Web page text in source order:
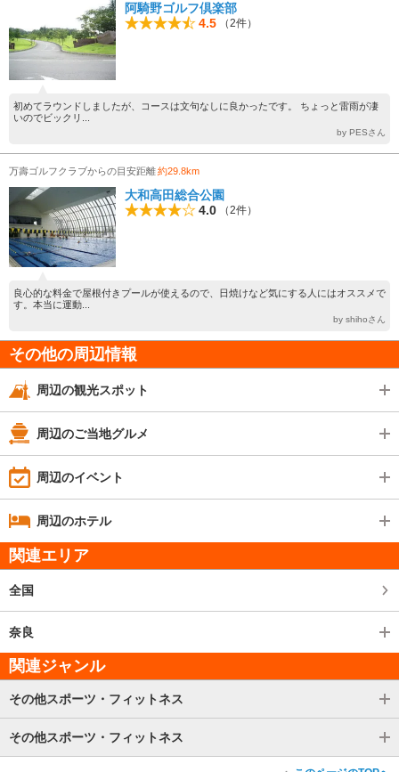
阿騎野ゴルフ倶楽部
4.5
（2件）
初めてラウンドしましたが、コースは文句なしに良かったです。 ちょっと雷雨が凄
いのでビックリ...
by PESさん
万壽ゴルフクラブからの目安距離約29.8km
大和高田総合公園
4.0
（2件）
良心的な料金で屋根付きプールが使えるので、日焼けなど気にする人にはオススメで
す。本当に運動...
by shihoさん
その他の周辺情報
周辺の観光スポット
周辺のご当地グルメ
周辺のイベント
周辺のホテル
関連エリア
全国
奈良
関連ジャンル
その他スポーツ・フィットネス
その他スポーツ・フィットネス